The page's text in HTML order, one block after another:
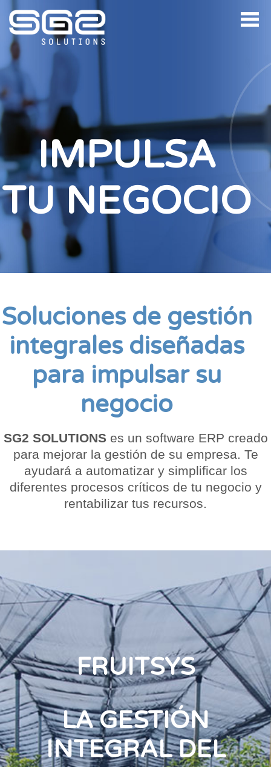
IMPULSA
TU NEGOCIO
Soluciones de gestión
integrales diseñadas
para impulsar su
negocio
SG2 SOLUTIONSes un software ERP creado
para mejorar la gestión de su empresa. Te
ayudará a automatizar y simplificar los
diferentes procesos críticos de tu negocio y
rentabilizar tus recursos.
FRUITSYS
LA GESTIÓN
INTEGRAL DEL